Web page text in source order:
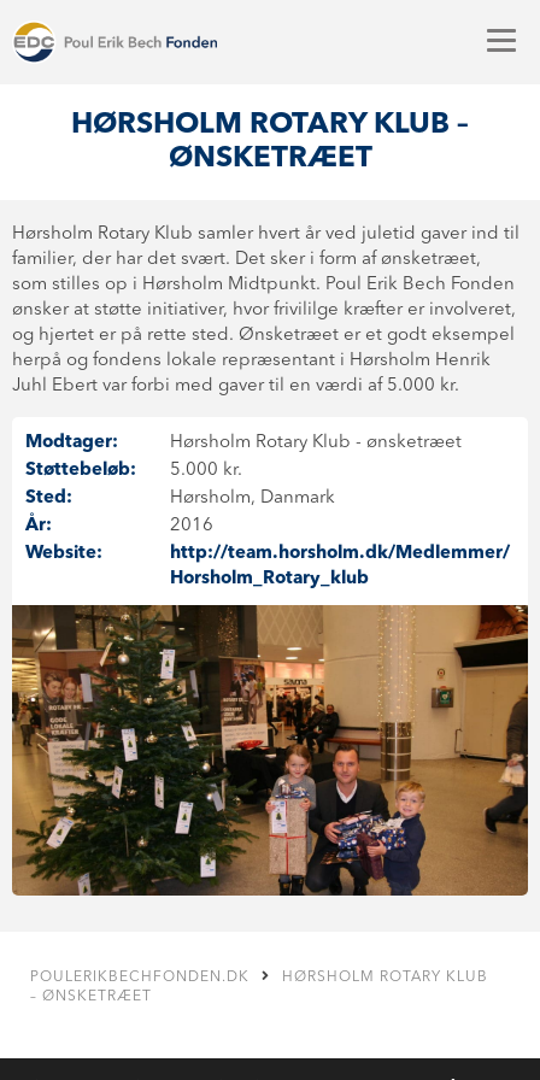
HØRSHOLM ROTARY KLUB –
ØNSKETRÆET
Hørsholm Rotary Klub samler hvert år ved juletid gaver ind til
familier, der har det svært. Det sker i form af ønsketræet,
som stilles op i Hørsholm Midtpunkt. Poul Erik Bech Fonden
ønsker at støtte initiativer, hvor frivililge kræfter er involveret,
og hjertet er på rette sted. Ønsketræet er et godt eksempel
herpå og fondens lokale repræsentant i Hørsholm Henrik
Juhl Ebert var forbi med gaver til en værdi af 5.000 kr.
Modtager:
Hørsholm Rotary Klub - ønsketræet
Støttebeløb:
5.000 kr.
Sted:
Hørsholm, Danmark
År:
2016
Website:
http://team.horsholm.dk/Medlemmer/
Horsholm_Rotary_klub
POULERIKBECHFONDEN.DK
HØRSHOLM ROTARY KLUB
– ØNSKETRÆET